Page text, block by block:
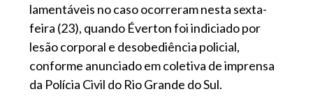
lamentáveis no caso ocorreram nesta sexta-
feira (23), quando Éverton foi indiciado por
lesão corporal e desobediência policial,
conforme anunciado em coletiva de imprensa
da Polícia Civil do Rio Grande do Sul.